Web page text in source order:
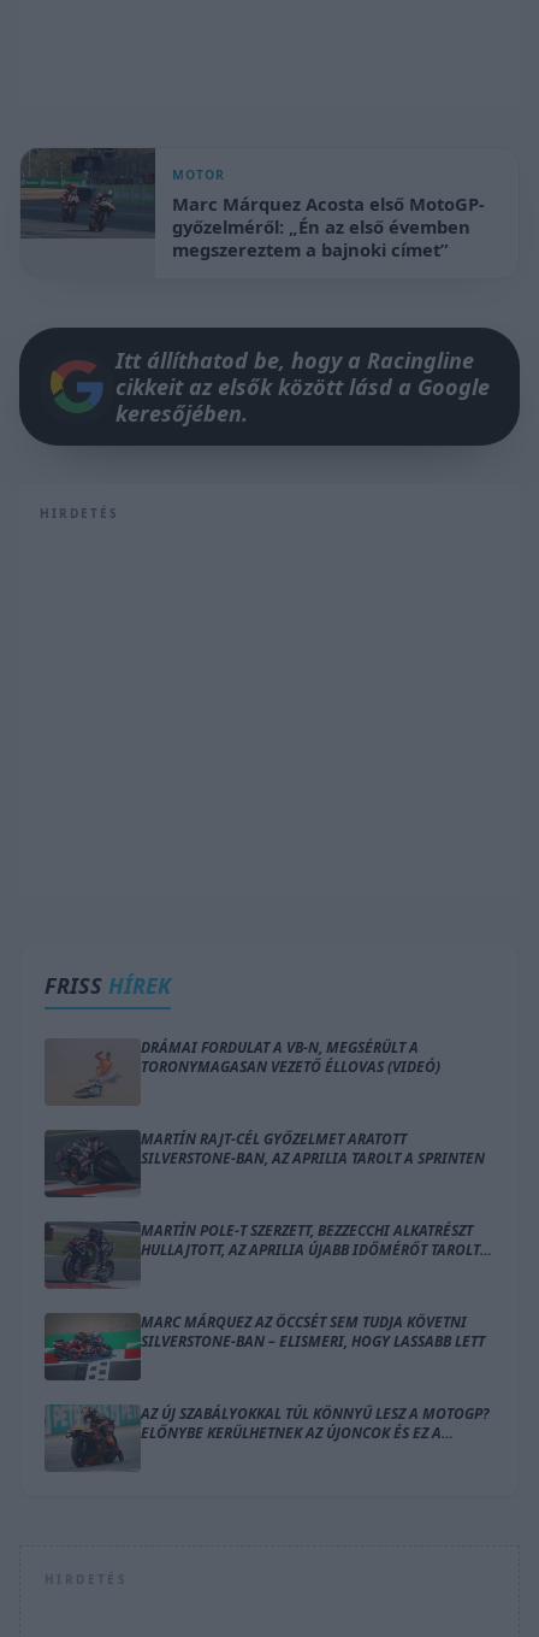
MOTOR
Marc Márquez Acosta első MotoGP-
győzelméről: „Én az első évemben
megszereztem a bajnoki címet”
Itt állíthatod be, hogy a Racingline
cikkeit az elsők között lásd a Google
keresőjében.
HIRDETÉS
FRISS HÍREK
DRÁMAI FORDULAT A VB-N, MEGSÉRÜLT A
TORONYMAGASAN VEZETŐ ÉLLOVAS (VIDEÓ)
MARTÍN RAJT-CÉL GYŐZELMET ARATOTT
SILVERSTONE-BAN, AZ APRILIA TAROLT A SPRINTEN
MARTÍN POLE-T SZERZETT, BEZZECCHI ALKATRÉSZT
HULLAJTOTT, AZ APRILIA ÚJABB IDŐMÉRŐT TAROLT
MARC MÁRQUEZ AZ ÖCCSÉT SEM TUDJA KÖVETNI
SILVERSTONE-BAN – ELISMERI, HOGY LASSABB LETT
AZ ÚJ SZABÁLYOKKAL TÚL KÖNNYŰ LESZ A MOTOGP?
ELŐNYBE KERÜLHETNEK AZ ÚJONCOK ÉS EZ A
HIRDETÉS